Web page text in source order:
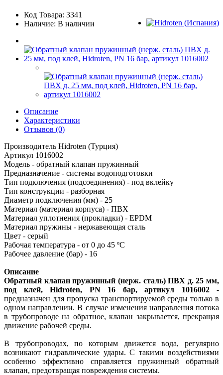
Код Товара: 3341
Наличие: В наличии
Описание
Характеристики
Отзывов (0)
Производитель Hidroten (Турция)
Артикул 1016002
Модель - обратный клапан пружинный
Предназначение - системы водоподготовки
Тип подключения (подсоединения) - под вклейку
Тип конструкции - разборная
Диаметр подключения (мм) - 25
Материал (материал корпуса) - ПВХ
Материал уплотнения (прокладки) - EPDM
Материал пружины - нержавеющая сталь
Цвет - серый
Рабочая температура - от 0 до 45 ºC
Рабочее давление (бар) - 16
Описание
Обратный клапан пружинный (нерж. сталь) ПВХ д. 25 мм,
под клей, Hidroten, PN 16 бар, артикул 1016002-
предназначен для пропуска транспортируемой среды только в
одном направлении. В случае изменения направления потока
в трубопроводе на обратное, клапан закрывается, прекращая
движение рабочей среды.
В трубопроводах, по которым движется вода, регулярно
возникают гидравлические удары. С такими воздействиями
особенно эффективно справляется пружинный обратный
клапан, предотвращая повреждения системы.